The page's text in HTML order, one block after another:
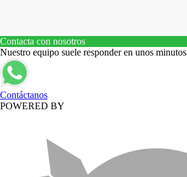
Contacta con nosotros
Nuestro equipo suele responder en unos minutos
Contáctanos
POWERED BY